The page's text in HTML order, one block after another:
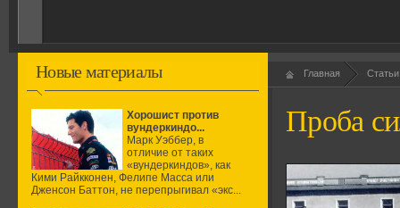
Новые материалы
Хорошист против
вундеркиндо...
Марк Уэббер, в
отличие от таких
«вундеркиндов», как
Кими Райкконен, Фелипе Масса или
Дженсон Баттон, не перепрыгивал «экс...
Главная
Проба